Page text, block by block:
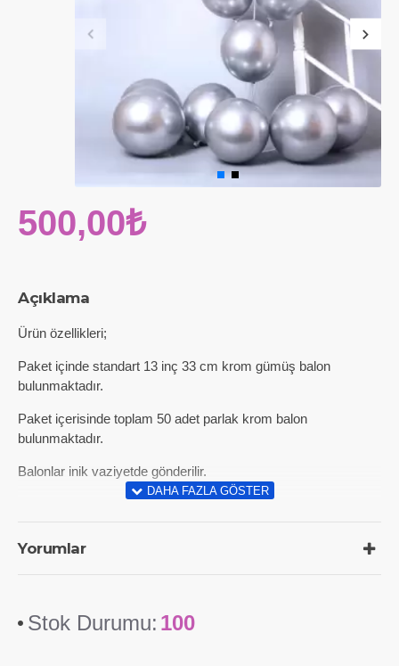
Açıklama
Ürün özellikleri;
Paket içinde standart 13 inç 33 cm krom gümüş balon
bulunmaktadır.
Paket içerisinde toplam 50 adet parlak krom balon
bulunmaktadır.
Balonlar inik vaziyetde gönderilir.
Yorumlar
Stok Durumu: 100
500,00₺